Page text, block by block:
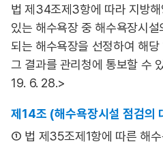
법 제34조제3항에 따라 지방해
있는 해수욕장 중 해수욕장시
되는 해수욕장을 선정하여 해
그 결과를 관리청에 통보할 수
19. 6. 28.>
제14조 (해수욕장시설 점검의
① 법 제35조제1항에 따른 해수